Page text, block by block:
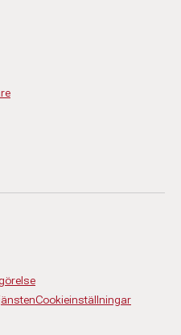
Cookieinställningar